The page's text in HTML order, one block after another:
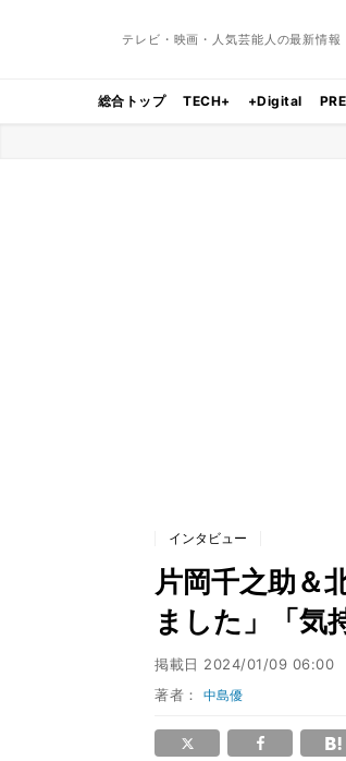
テレビ・映画・人気芸能人の最新情報
総合トップ TECH+ +Digital
インタビュー
片岡千之助＆
ました」「気
掲載日 2024/01/09 06:00
著者：中島優